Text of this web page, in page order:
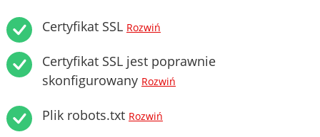
Certyfikat SSL Rozwiń
Certyfikat SSL jest poprawnie
skonfigurowany Rozwiń
Plik robots.txt Rozwiń